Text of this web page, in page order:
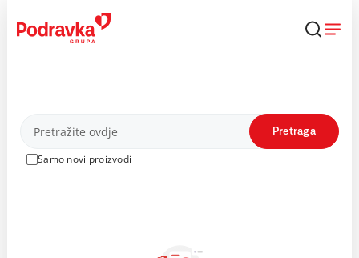
content
Proizvodi
Samo novi proizvodi
Pretraga